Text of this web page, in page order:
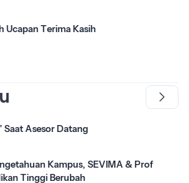
Ucapan Terima Kasih
Saat Asesor Datang
Kampus, SEVIMA & Prof
Tinggi Berubah